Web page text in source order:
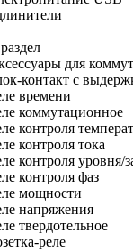
для
контакт с
времени
коммутационное
контроля
контроля тока
контроля уровня/
контроля фаз
мощности
напряжения
твердотельное
реле